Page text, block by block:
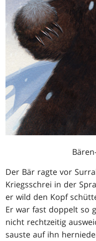
Der Bär ragte vor
Kriegsschrei in der
er wild den Kopf
Er war fast doppelt so
nicht rechtzeitig
sauste auf ihn